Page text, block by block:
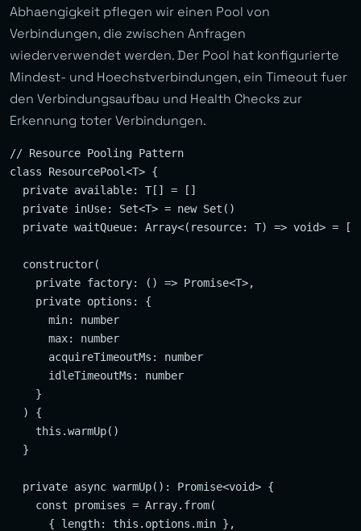
Abhaengigkeit pflegen wir einen Pool von
Verbindungen, die zwischen Anfragen
wiederverwendet werden. Der Pool hat konfigurierte
Mindest- und Hoechstverbindungen, ein Timeout fuer
den Verbindungsaufbau und Health Checks zur
Erkennung toter Verbindungen.
// Resource Pooling Pattern
class ResourcePool<T> {
  private available: T[] = []
  private inUse: Set<T> = new Set()
  private waitQueue: Array<(resource: T) => void> = []
  constructor(
    private factory: () => Promise<T>,
    private options: {
      min: number
      max: number
      acquireTimeoutMs: number
      idleTimeoutMs: number
    }
  ) {
    this.warmUp()
  }
  private async warmUp(): Promise<void> {
    const promises = Array.from(
      { length: this.options.min },